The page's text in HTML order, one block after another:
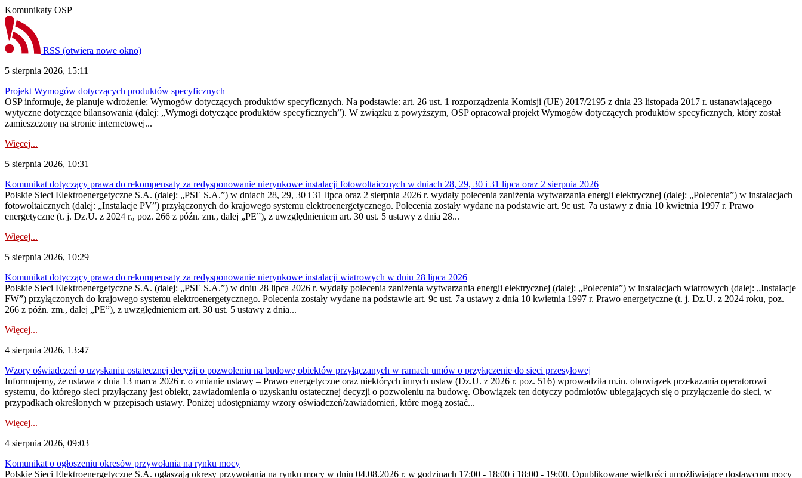
Komunikaty OSP
RSS (otwiera nowe okno)
5 sierpnia 2026, 15:11
Projekt Wymogów dotyczących produktów specyficznych
OSP informuje, że planuje wdrożenie: Wymogów dotyczących produktów specyficznych. Na podstawie: art. 26 ust. 1 rozporządzenia Komisji (UE) 2017/2195 z dnia 23‍ listopada 2017 r. ustanawiającego
wytyczne dotyczące bilansowania (dalej: „Wymogi dotyczące produktów specyficznych”). W związku z powyższym, OSP opracował projekt Wymogów dotyczących produktów specyficznych, który został
zamieszczony na stronie internetowej...
Więcej...
5 sierpnia 2026, 10:31
Komunikat dotyczący prawa do rekompensaty za redysponowanie nierynkowe instalacji fotowoltaicznych w dniach 28, 29, 30 i 31 lipca oraz 2 sierpnia 2026
Polskie Sieci Elektroenergetyczne S.A. (dalej: „PSE S.A.”) w dniach 28, 29, 30 i 31 lipca oraz 2 sierpnia 2026 r. wydały polecenia zaniżenia wytwarzania energii elektrycznej (dalej: „Polecenia”) w instalacjach
fotowoltaicznych (dalej: „Instalacje PV”) przyłączonych do krajowego systemu elektroenergetycznego. Polecenia zostały wydane na podstawie art. 9c ust. 7a ustawy z dnia 10 kwietnia 1997 r. Prawo
energetyczne (t. j. Dz.U. z 2024 r., poz. 266 z późn. zm., dalej „PE”), z uwzględnieniem art. 30 ust. 5 ustawy z dnia 28...
Więcej...
5 sierpnia 2026, 10:29
Komunikat dotyczący prawa do rekompensaty za redysponowanie nierynkowe instalacji wiatrowych w dniu 28 lipca 2026
Polskie Sieci Elektroenergetyczne S.A. (dalej: „PSE S.A.”) w dniu 28 lipca 2026 r. wydały polecenia zaniżenia wytwarzania energii elektrycznej (dalej: „Polecenia”) w instalacjach wiatrowych (dalej: „Instalacje
FW”) przyłączonych do krajowego systemu elektroenergetycznego. Polecenia zostały wydane na podstawie art. 9c ust. 7a ustawy z dnia 10 kwietnia 1997 r. Prawo energetyczne (t. j. Dz.U. z 2024 roku, poz.
266 z późn. zm., dalej „PE”), z uwzględnieniem art. 30 ust. 5 ustawy z dnia...
Więcej...
4 sierpnia 2026, 13:47
Wzory oświadczeń o uzyskaniu ostatecznej decyzji o pozwoleniu na budowę obiektów przyłączanych w ramach umów o przyłączenie do sieci przesyłowej
Informujemy, że ustawa z dnia 13 marca 2026 r. o zmianie ustawy – Prawo energetyczne oraz niektórych innych ustaw (Dz.U. z 2026 r. poz. 516) wprowadziła m.in. obowiązek przekazania operatorowi
systemu, do którego sieci przyłączany jest obiekt, zawiadomienia o uzyskaniu ostatecznej decyzji o pozwoleniu na budowę. Obowiązek ten dotyczy podmiotów ubiegających się o przyłączenie do sieci, w
przypadkach określonych w przepisach ustawy. Poniżej udostępniamy wzory oświadczeń/zawiadomień, które mogą zostać...
Więcej...
4 sierpnia 2026, 09:03
Komunikat o ogłoszeniu okresów przywołania na rynku mocy
Polskie Sieci Elektroenergetyczne S.A. ogłaszają okresy przywołania na rynku mocy w dniu 04.08.2026 r. w godzinach 17:00 - 18:00 i 18:00 - 19:00. Opublikowane wielkości umożliwiające dostawcom mocy